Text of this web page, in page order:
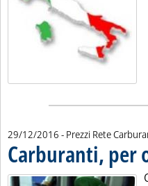
29/12/2016 - Prezzi Rete
Carburanti, per